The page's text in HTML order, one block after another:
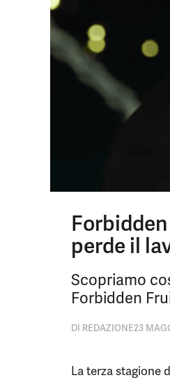
perde il
Scopriamo
Forbidden
DI REDAZIONE23
La terza stagione